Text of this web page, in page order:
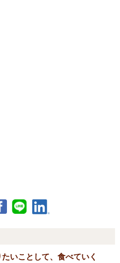
いことして、食べていく